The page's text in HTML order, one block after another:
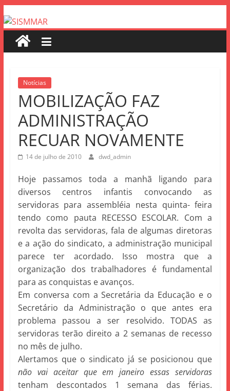
Notícias
MOBILIZAÇÃO FAZ
ADMINISTRAÇÃO
RECUAR NOVAMENTE
14 de julho de 2010 dwd_admin
Hoje passamos toda a manhã ligando para
diversos centros infantis convocando as
servidoras para assembléia nesta quinta- feira
tendo como pauta RECESSO ESCOLAR. Com a
revolta das servidoras, fala de algumas diretoras
e a ação do sindicato, a administração municipal
parece ter acordado. Isso mostra que a
organização dos trabalhadores é fundamental
para as conquistas e avanços.
Em conversa com a Secretária da Educação e o
Secretário da Administração o que antes era
problema passou a ser resolvido. TODAS as
servidoras terão direito a 2 semanas de recesso
no mês de julho.
Alertamos que o sindicato já se posicionou que
não vai aceitar que em janeiro essas servidoras
tenham descontados 1 semana das férias.